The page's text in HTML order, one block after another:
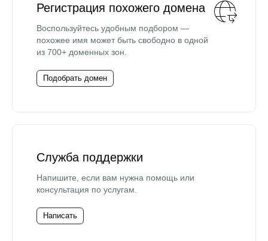
Регистрация похожего домена
Воспользуйтесь удобным подбором —
похожее имя может быть свободно в одной
из 700+ доменных зон.
Подобрать домен
Служба поддержки
Напишите, если вам нужна помощь или
консультация по услугам.
Написать